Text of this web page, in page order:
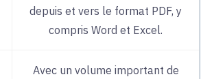
depuis et vers le format PDF, y
compris Word et Excel.
Avec un volume important de